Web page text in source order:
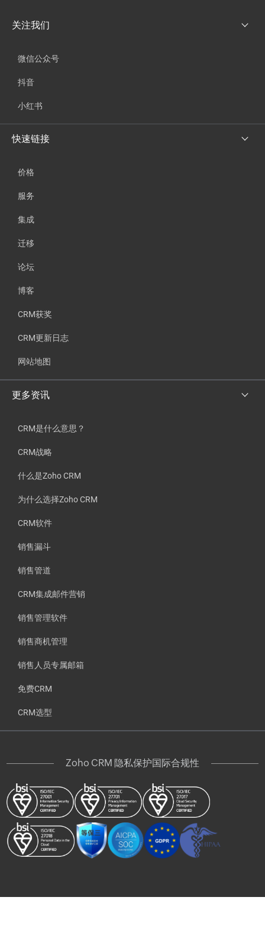
关注我们
微信公众号
抖音
小红书
快速链接
价格
服务
集成
迁移
论坛
博客
CRM获奖
CRM更新日志
网站地图
更多资讯
CRM是什么意思？
CRM战略
什么是Zoho CRM
为什么选择Zoho CRM
CRM软件
销售漏斗
销售管道
CRM集成邮件营销
销售管理软件
销售商机管理
销售人员专属邮箱
免费CRM
CRM选型
Zoho CRM 隐私保护国际合规性